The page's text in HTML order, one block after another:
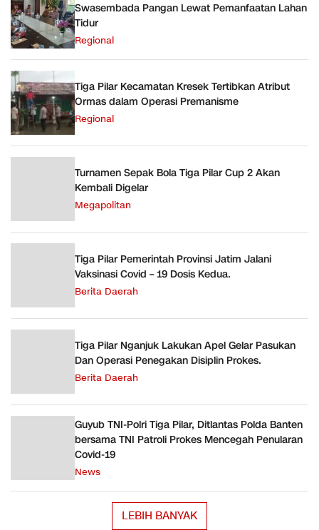
Swasembada Pangan Lewat Pemanfaatan Lahan
Tidur
Regional
Tiga Pilar Kecamatan Kresek Tertibkan Atribut
Ormas dalam Operasi Premanisme
Regional
Turnamen Sepak Bola Tiga Pilar Cup 2 Akan
Kembali Digelar
Megapolitan
Tiga Pilar Pemerintah Provinsi Jatim Jalani
Vaksinasi Covid – 19 Dosis Kedua.
Berita Daerah
Tiga Pilar Nganjuk Lakukan Apel Gelar Pasukan
Dan Operasi Penegakan Disiplin Prokes.
Berita Daerah
Guyub TNI-Polri Tiga Pilar, Ditlantas Polda Banten
bersama TNI Patroli Prokes Mencegah Penularan
Covid-19
News
LEBIH BANYAK